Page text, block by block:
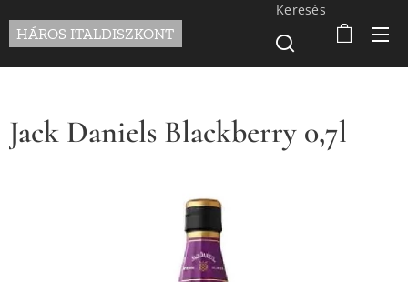
HÁROS ITALDISZKONT
Keresés
Jack Daniels Blackberry 0,7l